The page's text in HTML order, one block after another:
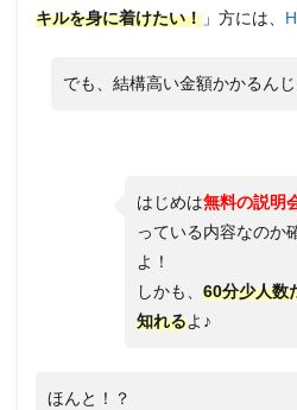
キルを身に着けたい！ 」方には、
でも、結構高い金額かかるん
はじめは無料の説明
っている内容なのか
よ！
しかも、 60分少人数
知れるよ♪
ほんと！？